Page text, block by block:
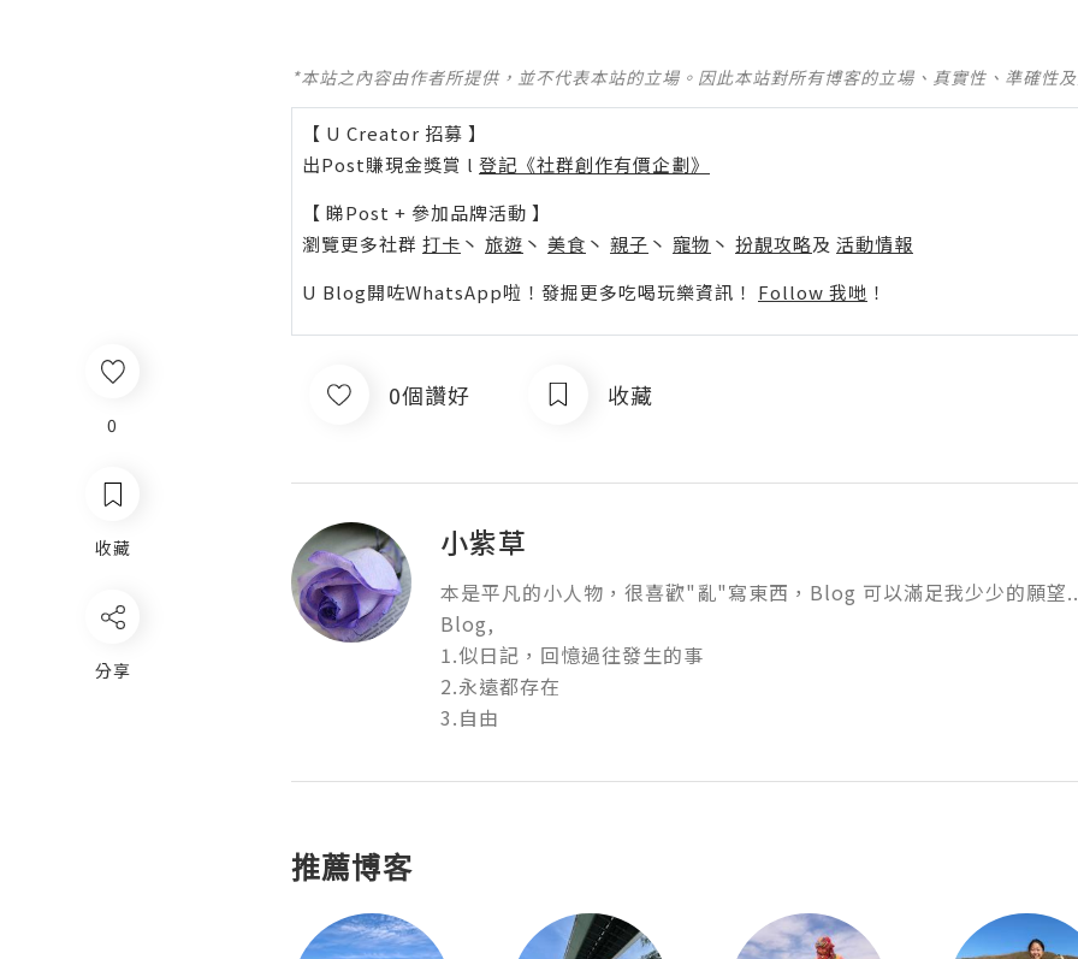
0
收藏
分享
*本站之內容由作者所提供，並不代表本站的立場。因此本站對所有博客的立場、真實性、準確性
【 U Creator 招募 】
出Post賺現金獎賞 l 登記《社群創作有價企劃》
【 睇Post + 參加品牌活動 】
瀏覽更多社群 打卡 丶 旅遊 丶 美食 丶 親子 丶 寵物 丶 扮靚攻略及 活動情報
U Blog開咗WhatsApp啦！發掘更多吃喝玩樂資訊！ Follow 我哋 ！
0個讚好 收藏
小紫草
本是平凡的小人物，很喜歡"亂"寫東西，Blog 可以滿足我少少的願望..
Blog,
1.似日記，回憶過往發生的事
2.永遠都存在
3.自由
推薦博客